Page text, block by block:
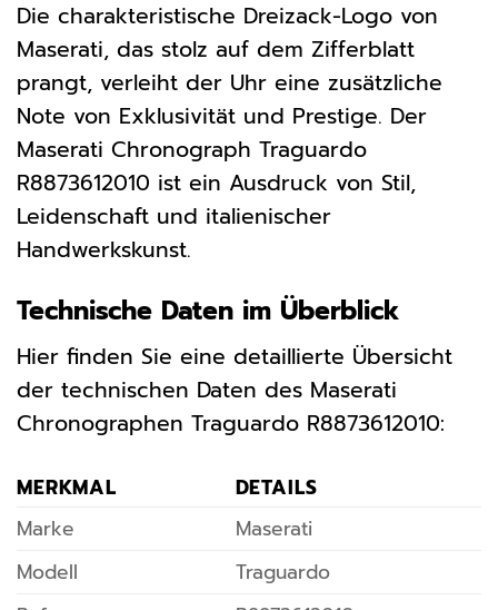
Die charakteristische Dreizack-Logo von
Maserati, das stolz auf dem Zifferblatt
prangt, verleiht der Uhr eine zusätzliche
Note von Exklusivität und Prestige. Der
Maserati Chronograph Traguardo
R8873612010 ist ein Ausdruck von Stil,
Leidenschaft und italienischer
Handwerkskunst.
Technische Daten im Überblick
Hier finden Sie eine detaillierte Übersicht
der technischen Daten des Maserati
Chronographen Traguardo R8873612010:
MERKMAL
DETAILS
Marke
Maserati
Modell
Traguardo